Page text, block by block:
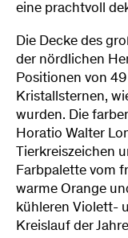
eine prachtvoll
Die Decke des
der nördlichen
Positionen von
Kristallsternen,
wurden. Die
Horatio Walter
Tierkreiszeichen
Farbpalette vom
warme Orange
kühleren Violett-
Kreislauf der